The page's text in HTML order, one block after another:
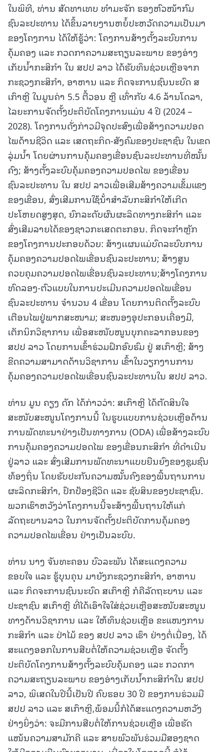
ໃນພິທີ, ທ່ານ ສັດທາເທບ ທໍາມະຈັກ ຮອງຫົວໜ້າກົມ
ຊົນລະປະທານ ໄດ້ຂຶ້ນລາຍງານຫຍໍ້ປະຫວັດຄວາມເປັນມາ
ຂອງໂຄງການ ໄດ້ໃຫ້ຮູ້ວ່າ: ໂຄງການສ້າງຕັ້ງລະບົບການ
ຄຸ້ມຄອງ ແລະ ກວດກາຄວາມສະຖຽນລະພາບ ຂອງອ່າງ
ເກັບນໍ້າກະສິກໍາ ໃນ ສປປ ລາວ ໄດ້ຮັບທຶນຊ່ວຍເຫຼືອຈາກ
ກະຊວງກະສິກໍາ, ອາຫານ ແລະ ກິດຈະການຊົນນະບົດ ສ
ເກົາຫຼີ ໃນມູນຄ່າ 5.5 ຕື້ວອນ ຫຼື ເທົ່າກັບ 4.6 ລ້ານໂດລາ,
ໄລຍະການຈັດຕັ້ງປະຕິບັດໂຄງການແມ່ນ 4 ປີ (2024 –
2028). ໂຄງການດັ່ງກ່າວມີຈຸດປະສົງເພື່ອສ້າງຄວາມປອດ
ໄພດ້ານຊີວິດ ແລະ ເສດຖະກິດ-ສັງຄົມຂອງປະຊາຊົນ ໃນເຂດ
ລຸ່ມນໍ້າ ໂດຍຜ່ານການຄຸ້ມຄອງເຂື່ອນຊົນລະປະທານທີ່ໝັ້ນ
ຄົງ; ສ້າງຕັ້ງລະບົບຄຸ້ມຄອງຄວາມປອດໄພ ຂອງເຂື່ອນ
ຊົນລະປະທານ ໃນ ສປປ ລາວເພື່ອເສີມສ້າງຄວາມເຂັ້ມແຂງ
ຂອງເຂື່ອນ, ສົ່ງເສີມການໃຊ້ນ້ໍາສໍາລັບກະສິກຳໃຫ້ເກີດ
ປະໂຫຍດສູງສຸດ, ຍົກລະດັບຜົນຜະລິດທາງກະສິກໍາ ແລະ
ສົ່ງເສີມລາຍໄດ້ຂອງຊາວກະເສດຕະກອນ. ກິດຈະກໍາຫຼັກ
ຂອງໂຄງການປະກອບດ້ວຍ: ສ້າງເເຜນແມ່ບົດລະບົບການ
ຄຸ້ມຄອງຄວາມປອດໄພເຂື່ອນຊົນລະປະທານ; ສ້າງສູນ
ຄວບຄຸມຄວາມປອດໄພເຂື່ອນຊົນລະປະທານ;ສ້າງໂຄງການ
ທົດລອງ-ຕົວແບບໃນການປະເມີນຄວາມປອດໄພເຂື່ອນ
ຊົນລະປະທານ ຈໍານວນ 4 ເຂື່ອນ ໂດຍການຕິດຕັ້ງລະບົບ
ເຕືອນໄພຢູ່ພາກສະໜາມ; ສະໜອງອຸປະກອນເຄື່ອງມື,
ເຕັກນິກວິຊາການ ເພື່ອສະໜັບໜູນບຸກຄະລາກອນຂອງ
ສປປ ລາວ ໂດຍການເຂົ້າຮ່ວມຝຶກອົບຮົມ ຢູ່ ສເກົາຫຼີ; ສ້າງ
ຂີດຄວາມສາມາດດ້ານວິຊາການ ເຂົ້າໃນວຽກງານການ
ຄຸ້ມຄອງຄວາມປອດໄພເຂື່ອນຊົນລະປະທານໃນ ສປປ ລາວ.
ທ່ານ ມູນ ຄຽງ ດັກ ໄດ້ກ່າວວ່າ: ສເກົາຫຼີ ໄດ້ຕັດສິນໃຈ
ສະໜັບສະໜູນໂຄງການນີ້ ໃນຮູບແບບການຊ່ວຍເຫຼືອດ້ານ
ການພັດທະນາຢ່າງເປັນທາງການ (ODA) ເພື່ອສ້າງລະບົບ
ການຄຸ້ມຄອງຄວາມປອດໄພ ຂອງເຂື່ອນກະສິກຳ ທີ່ດໍາເນີນ
ຢູ່ລາວ ແລະ ສົ່ງເສີມການພັດທະນາແບບຍືນຍົງຂອງຊຸມຊົນ
ທ້ອງຖິ່ນ ໂດຍຮັບປະກັນຄວາມໝັ້ນຄົງຂອງພື້ນຖານການ
ຜະລິດກະສິກຳ, ປົກປ້ອງຊີວິດ ແລະ ຊັບສິນຂອງປະຊາຊົນ.
ພວກເຮົາຫວັງວ່າໂຄງການນີ້ຈະສ້າງພື້ນຖານໃຫ້ແກ່
ລັດຖະບານລາວ ໃນການຈັດຕັ້ງປະຕິບັດການຄຸ້ມຄອງ
ຄວາມປອດໄພເຂື່ອນ ຢ່າງເປັນລະບົບ.
ທ່ານ ນາງ ຈັນທະຄອນ ບົວລະພັນ ໄດ້ສະແດງຄວາມ
ຂອບໃຈ ແລະ ຮູ້ບຸນຄຸນ ມາຍັງກະຊວງກະສິກໍາ, ອາຫານ
ແລະ ກິດຈະການຊົນນະບົດ ສເກົາຫຼີ ກໍຄືລັດຖະບານ ແລະ
ປະຊາຊົນ ສເກົາຫຼີ ທີ່ໄດ້ເອົາໃຈໃສ່ຊ່ວຍເຫຼືອສະໜັບສະໜູນ
ທາງດ້ານວິຊາການ ແລະ ໃຫ້ທຶນຊ່ວຍເຫຼືອ ຂະແໜງການ
ກະສິກໍາ ແລະ ປ່າໄມ້ ຂອງ ສປປ ລາວ ເຮົາ ຢ່າງຕໍ່ເນື່ອງ, ໄດ້
ສະແດງອອກໃນການສືບຕໍ່ໃຫ້ຄວາມຊ່ວຍເຫຼືອ ຈັດຕັ້ງ
ປະຕິບັດໂຄງການສ້າງຕັ້ງລະບົບຄຸ້ມຄອງ ແລະ ກວດກາ
ຄວາມສະຖຽນລະພາບ ຂອງອ່າງເກັບນໍ້າກະສິກໍາໃນ ສປປ
ລາວ, ພິເສດໃນປີນີ້ເປັນປີ ຄົບຮອບ 30 ປີ ຂອງການຮ່ວມມື
ສປປ ລາວ ແລະ ສເກົາຫຼີ,ພ້ອມນີ້ກໍໄດ້ສະແດງຄວາມຫວັງ
ຢ່າງຍິ່ງວ່າ: ຈະມີການສືບຕໍ່ໃຫ້ການຊ່ວຍເຫຼືອ ເພື່ອຮັດ
ແໜ້ນຄວາມສາມັກຄີ ແລະ ສາຍພົວພັນຮ່ວມມືສອງຊາດ